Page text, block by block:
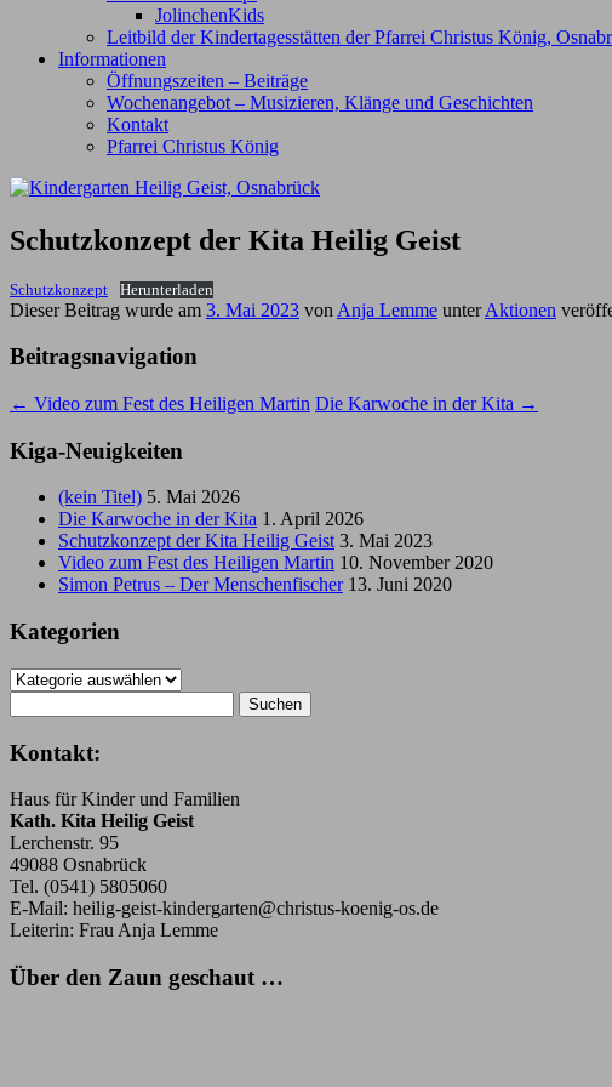
JolinchenKids
Leitbild der Kindertagesstätten der Pfarrei Christus König,
Informationen
Öffnungszeiten – Beiträge
Wochenangebot – Musizieren, Klänge und Geschichten
Kontakt
Pfarrei Christus König
Schutzkonzept der Kita Heilig Geist
Schutzkonzept Herunterladen
Dieser Beitrag wurde am 3. Mai 2023 von Anja Lemme unterAktionen
Beitragsnavigation
← Video zum Fest des Heiligen Martin Die Karwoche in der Kita →
Kiga-Neuigkeiten
(kein Titel) 5. Mai 2026
Die Karwoche in der Kita 1. April 2026
Schutzkonzept der Kita Heilig Geist 3. Mai 2023
Video zum Fest des Heiligen Martin 10. November 2020
Simon Petrus – Der Menschenfischer 13. Juni 2020
Kategorien
Kategorien
nach:
Kontakt:
Haus für Kinder und Familien
Kath. Kita Heilig Geist
Lerchenstr. 95
49088 Osnabrück
Tel. (0541) 5805060
E-Mail: heilig-geist-kindergarten@christus-koenig-os.de
Leiterin: Frau Anja Lemme
Über den Zaun geschaut …